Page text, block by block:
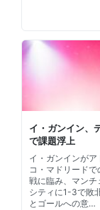
イ・ガンイン、
で課題浮上
イ・ガンインがア
コ・マドリードで
戦に臨み、マンチ
シティに1-3で敗
とゴールへの意…